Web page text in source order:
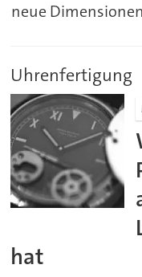
neue
Uhrenfertigung
hat